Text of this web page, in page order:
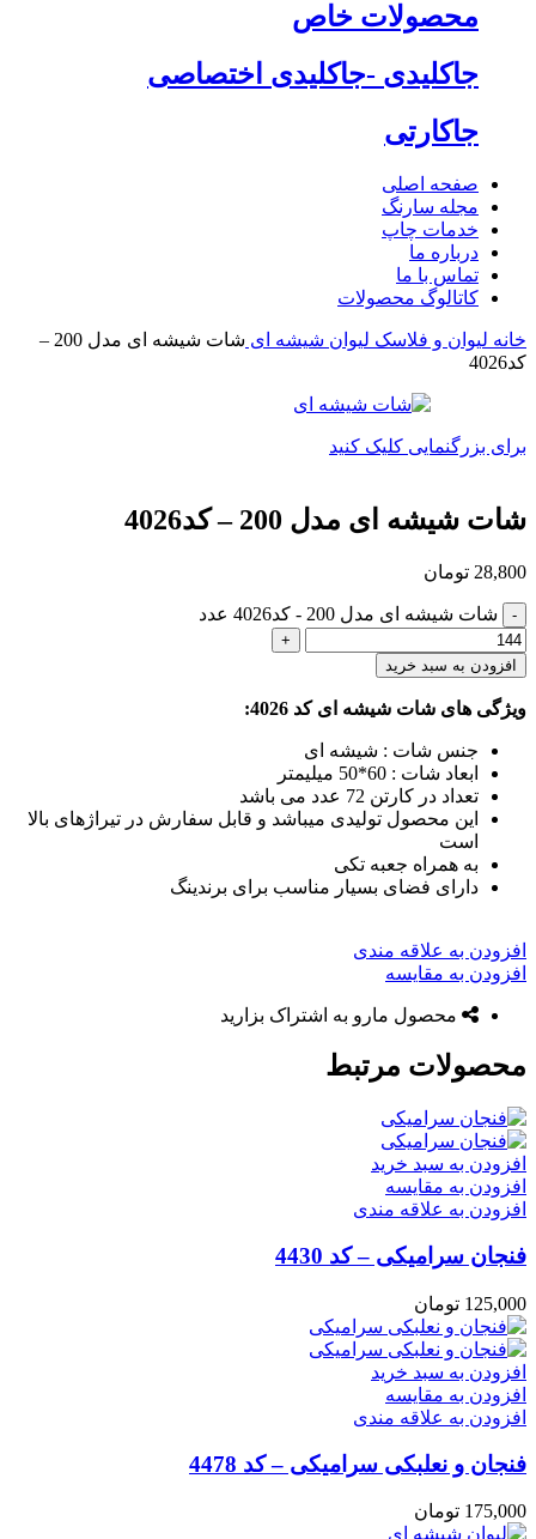
محصولات خاص
جاکلیدی -جاکلیدی اختصاصی
جاکارتی
صفحه اصلی
مجله سارنگ
خدمات چاپ
درباره ما
تماس با ما
کاتالوگ محصولات
خانه لیوان و فلاسک لیوان شیشه ای
شات شیشه ای مدل 200 –
کد4026
برای بزرگنمایی کلیک کنید
شات شیشه ای مدل 200 – کد4026
28,800 تومان
شات شیشه ای مدل 200 - کد4026 عدد
افزودن به سبد خرید
ویژگی های شات شیشه ای کد 4026:
جنس شات : شیشه ای
ابعاد شات : 60*50 میلیمتر
تعداد در کارتن 72 عدد می باشد
این محصول تولیدی میباشد و قابل سفارش در تیراژهای بالا
است
به همراه جعبه تکی
دارای فضای بسیار مناسب برای برندینگ
افزودن به علاقه مندی
افزودن به مقایسه
محصول مارو به اشتراک بزارید
محصولات مرتبط
افزودن به سبد خرید
افزودن به مقایسه
افزودن به علاقه مندی
فنجان سرامیکی – کد 4430
125,000 تومان
افزودن به سبد خرید
افزودن به مقایسه
افزودن به علاقه مندی
فنجان و نعلبکی سرامیکی – کد 4478
175,000 تومان